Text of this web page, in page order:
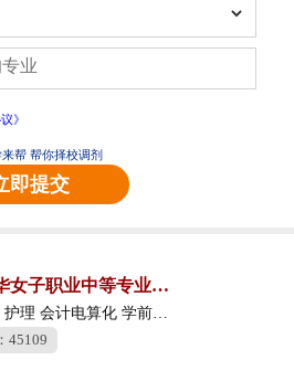
》
来帮 帮你择校调剂
即提交
重庆光华女子职业中等专业学校
理 会计电算化 学前教育
45109